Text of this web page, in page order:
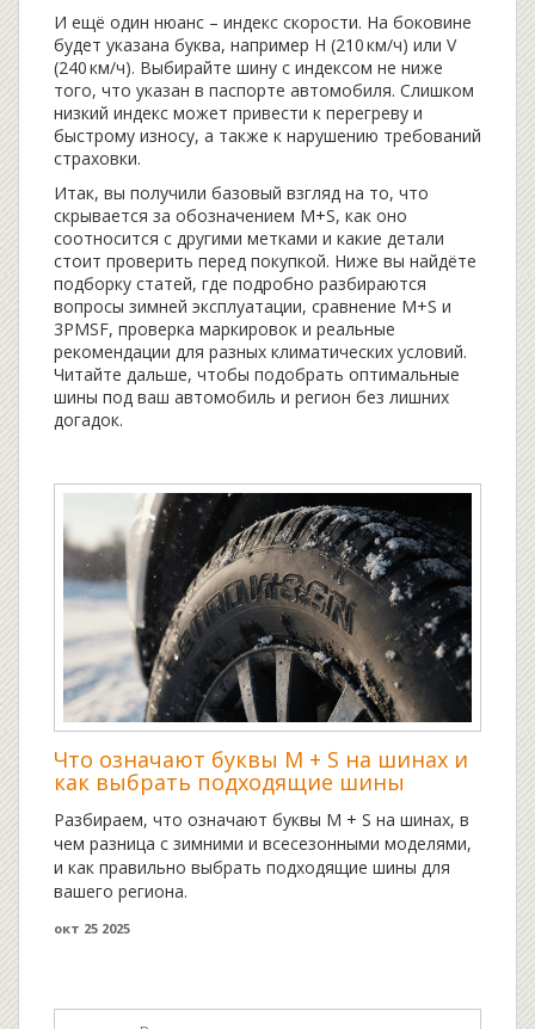
И ещё один нюанс – индекс скорости. На боковине
будет указана буква, например H (210 км/ч) или V
(240 км/ч). Выбирайте шину с индексом не ниже
того, что указан в паспорте автомобиля. Слишком
низкий индекс может привести к перегреву и
быстрому износу, а также к нарушению требований
страховки.
Итак, вы получили базовый взгляд на то, что
скрывается за обозначением M+S, как оно
соотносится с другими метками и какие детали
стоит проверить перед покупкой. Ниже вы найдёте
подборку статей, где подробно разбираются
вопросы зимней эксплуатации, сравнение M+S и
3PMSF, проверка маркировок и реальные
рекомендации для разных климатических условий.
Читайте дальше, чтобы подобрать оптимальные
шины под ваш автомобиль и регион без лишних
догадок.
Что означают буквы M + S на шинах и
как выбрать подходящие шины
Разбираем, что означают буквы M + S на шинах, в
чем разница с зимними и всесезонными моделями,
и как правильно выбрать подходящие шины для
вашего региона.
окт 25 2025